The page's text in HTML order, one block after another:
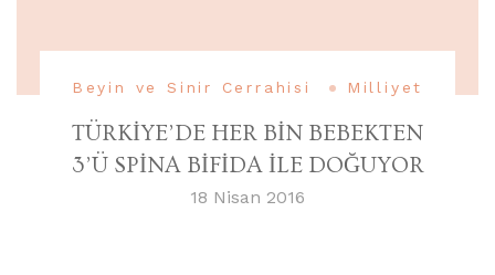
Beyin ve Sinir Cerrahisi Milliyet
TÜRKİYE’DE HER BİN BEBEKTEN
3’Ü SPİNA BİFİDA İLE DOĞUYOR
18 Nisan 2016